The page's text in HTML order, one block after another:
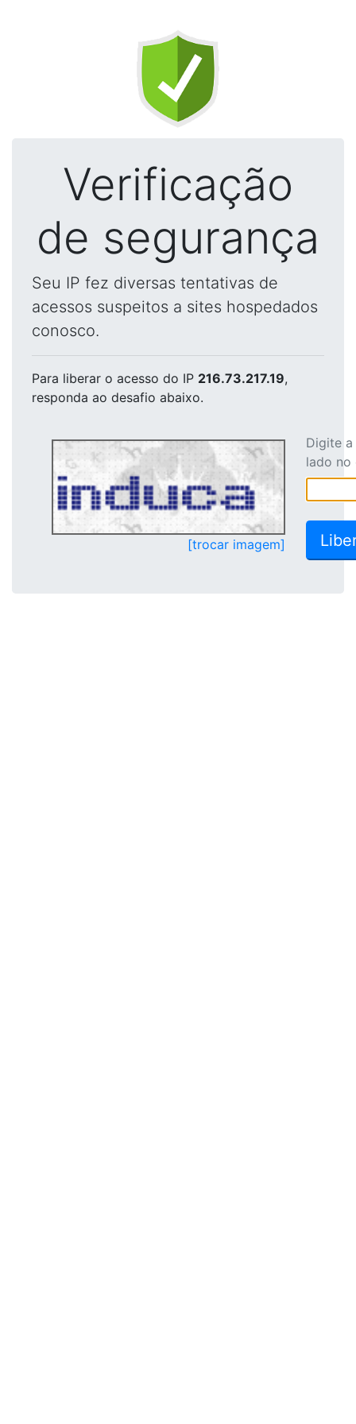
Verificação
de segurança
Seu IP fez diversas tentativas de
acessos suspeitos a sites hospedados
conosco.
Para liberar o acesso do IP 216.73.217.19,
responda ao desafio abaixo.
[trocar imagem]
Digite
lado no